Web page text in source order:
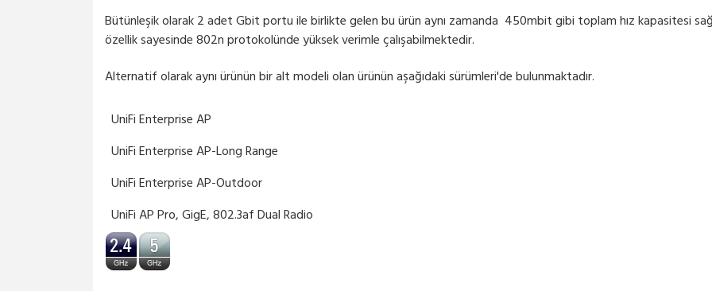
Bütünleşik olarak 2 adet Gbit portu ile birlikte gelen bu ürün aynı zamanda 450mbit gibi toplam hız kapasitesi
özellik sayesinde 802n protokolünde yüksek verimle çalışabilmektedir.
Alternatif olarak aynı ürünün bir alt modeli olan ürünün aşağıdaki sürümleri'de bulunmaktadır.
UniFi Enterprise AP
UniFi Enterprise AP-Long Range
UniFi Enterprise AP-Outdoor
UniFi AP Pro, GigE, 802.3af Dual Radio